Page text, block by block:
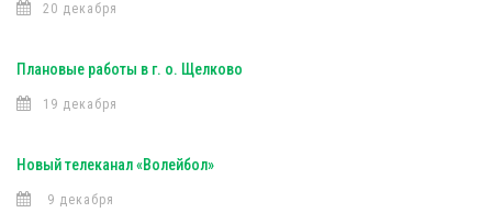
20 декабря
Плановые работы в г. о. Щелково
19 декабря
Новый телеканал «Волейбол»
9 декабря